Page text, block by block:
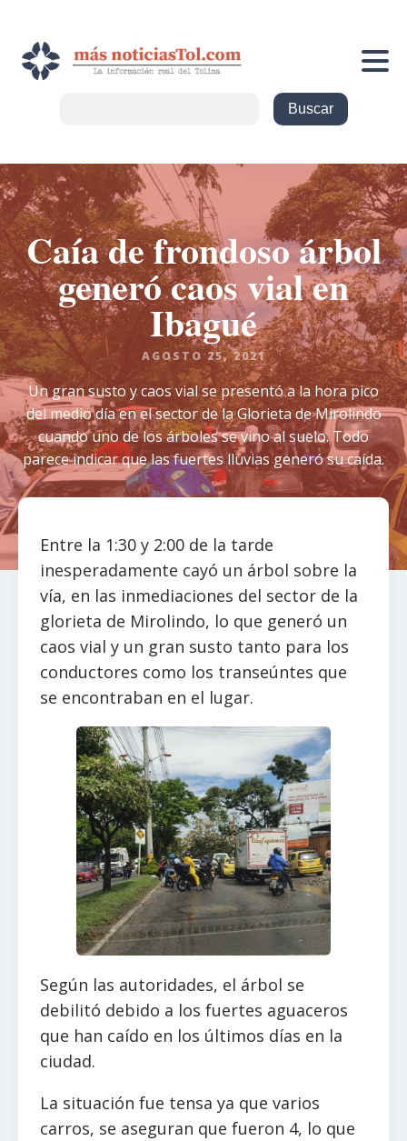
Caía de frondoso árbol
generó caos vial en
Ibagué
AGOSTO 25, 2021
Un gran susto y caos vial se presentó a la hora pico
del medio día en el sector de la Glorieta de Mirolindo
cuando uno de los árboles se vino al suelo. Todo
parece indicar que las fuertes lluvias generó su caída.
Entre la 1:30 y 2:00 de la tarde
inesperadamente cayó un árbol sobre la
vía, en las inmediaciones del sector de la
glorieta de Mirolindo, lo que generó un
caos vial y un gran susto tanto para los
conductores como los transeúntes que
se encontraban en el lugar.
Según las autoridades, el árbol se
debilitó debido a los fuertes aguaceros
que han caído en los últimos días en la
ciudad.
La situación fue tensa ya que varios
carros, se aseguran que fueron 4, lo que